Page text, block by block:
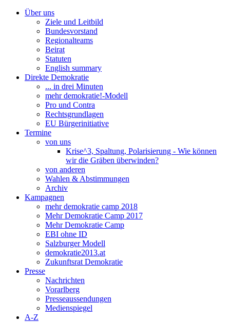
Über uns
Ziele und Leitbild
Bundesvorstand
Regionalteams
Beirat
Statuten
English summary
Direkte Demokratie
... in drei Minuten
mehr demokratie!-Modell
Pro und Contra
Rechtsgrundlagen
EU Bürgerinitiative
Termine
von uns
Krise^3, Spaltung, Polarisierung - Wie können
wir die Gräben überwinden?
von anderen
Wahlen & Abstimmungen
Archiv
Kampagnen
mehr demokratie camp 2018
Mehr Demokratie Camp 2017
Mehr Demokratie Camp
EBI ohne ID
Salzburger Modell
demokratie2013.at
Zukunftsrat Demokratie
Presse
Nachrichten
Vorarlberg
Presseaussendungen
Medienspiegel
A-Z